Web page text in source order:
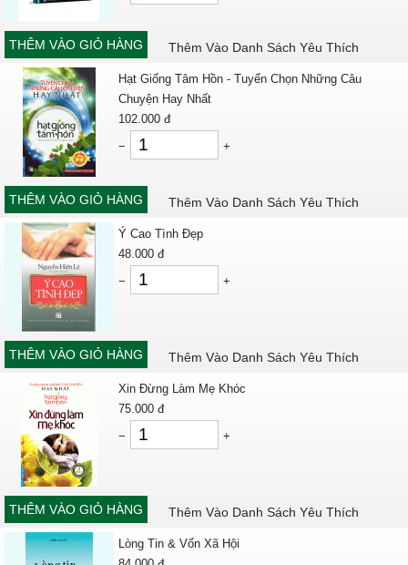
THÊM VÀO GIỎ HÀNG Thêm Vào Danh Sách Yêu Thích
Hạt Giống Tâm Hồn - Tuyển Chọn Những Câu
Chuyện Hay Nhất
102.000 đ
−
+
THÊM VÀO GIỎ HÀNG Thêm Vào Danh Sách Yêu Thích
Ý Cao Tình Đẹp
48.000 đ
−
+
THÊM VÀO GIỎ HÀNG Thêm Vào Danh Sách Yêu Thích
Xin Đừng Làm Mẹ Khóc
75.000 đ
−
+
THÊM VÀO GIỎ HÀNG Thêm Vào Danh Sách Yêu Thích
Lòng Tin & Vốn Xã Hội